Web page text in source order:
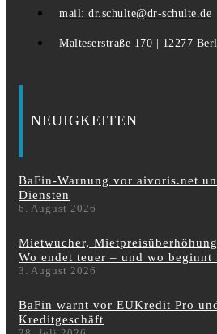
mail: dr.schulte@dr-schulte.de
Malteserstraße 170 | 12277
NEUIGKEITEN
BaFin-Warnung vor aivoris.net
Diensten
6. August 2026
Mietwucher,
Wo endet teuer – und wo beginnt
3. August 2026
BaFin warnt vor EUKredit Pro
Kreditgeschäft